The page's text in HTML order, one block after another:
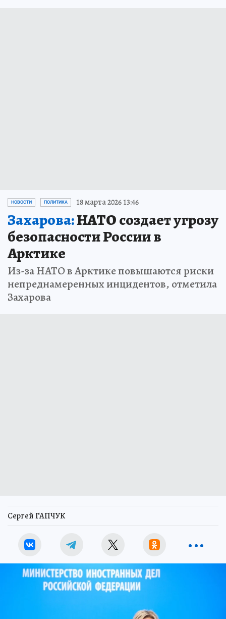
НОВОСТИ ПОЛИТИКА 18 марта 2026 13:46
Захарова:НАТО создает угрозу
безопасности России в
Арктике
Из-за НАТО в Арктике повышаются риски
непреднамеренных инцидентов, отметила
Захарова
Сергей ГАПЧУК